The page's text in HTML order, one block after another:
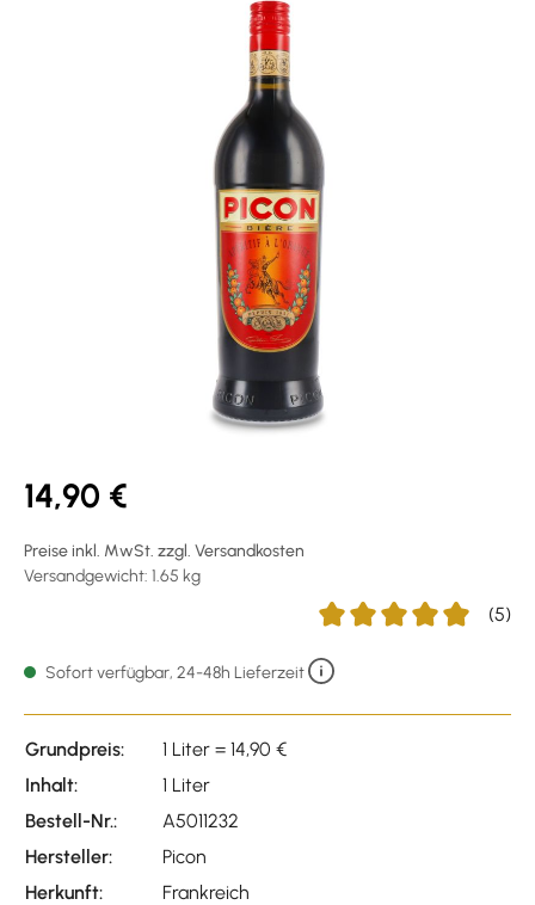
14,90 €
Preise inkl. MwSt. zzgl. Versandkosten
Versandgewicht: 1.65 kg
(5)
Sofort verfügbar, 24-48h Lieferzeit
Grundpreis:
1 Liter = 14,90 €
Inhalt:
1 Liter
Bestell-Nr.:
A5011232
Hersteller:
Picon
Herkunft:
Frankreich